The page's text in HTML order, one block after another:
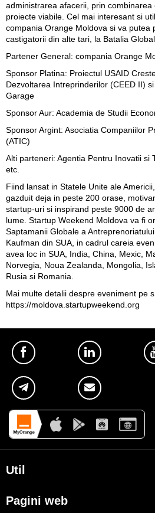
administrarea afacerii, prin
proiecte viabile. Cel mai interesant si
compania Orange Moldova si va putea
castigatorii din alte tari, la Batalia
Partener General: compania Orange
Sponsor Platina: Proiectul USAID
Dezvoltarea Intreprinderilor (CEED II)
Garage
Sponsor Aur: Academia de Studii
Sponsor Argint: Asociatia Companiilor
(ATIC)
Alti parteneri: Agentia Pentru Inovatii si
etc.
Fiind lansat in Statele Unite ale
gazduit deja in peste 200 orase,
startup-uri si inspirand peste 9000 de
lume. Startup Weekend Moldova va fi
Saptamanii Globale a
Kaufman din SUA, in cadrul careia
avea loc in SUA, India, China, Mexic,
Norvegia, Noua Zealanda, Mongolia,
Rusia si Romania.
Mai multe detalii despre eveniment pe
https://moldova.startupweekend.org
Util
Pagini web